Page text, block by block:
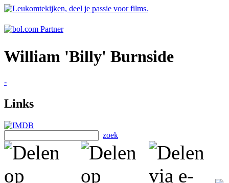
William 'Billy' Burnside
-
Links
zoek